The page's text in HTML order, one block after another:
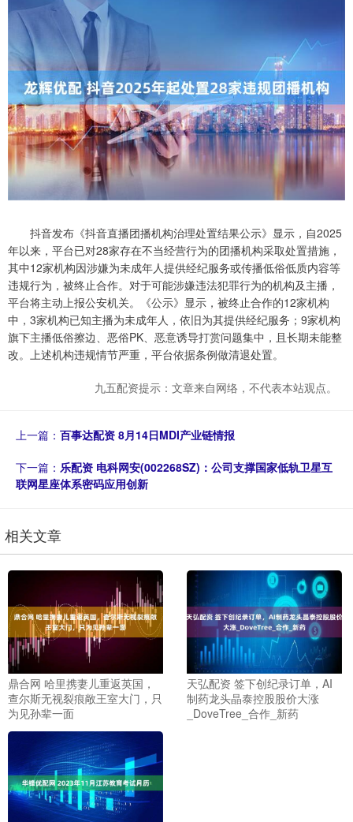
抖音发布《抖音直播团播机构治理处置结果公示》显示，自2025
年以来，平台已对28家存在不当经营行为的团播机构采取处置措施，
其中12家机构因涉嫌为未成年人提供经纪服务或传播低俗低质内容等
违规行为，被终止合作。对于可能涉嫌违法犯罪行为的机构及主播，
平台将主动上报公安机关。《公示》显示，被终止合作的12家机构
中，3家机构已知主播为未成年人，依旧为其提供经纪服务；9家机构
旗下主播低俗擦边、恶俗PK、恶意诱导打赏问题集中，且长期未能整
改。上述机构违规情节严重，平台依据条例做清退处置。
九五配资提示：文章来自网络，不代表本站观点。
上一篇： 百事达配资 8月14日MDI产业链情报
下一篇： 乐配资 电科网安(002268SZ)：公司支撑国家低轨卫星互
联网星座体系密码应用创新
相关文章
鼎合网 哈里携妻儿重返英国，
查尔斯无视裂痕敞王室大门，只
为见孙辈一面
天弘配资 签下创纪录订单，AI
制药龙头晶泰控股股价大涨
_DoveTree_合作_新药